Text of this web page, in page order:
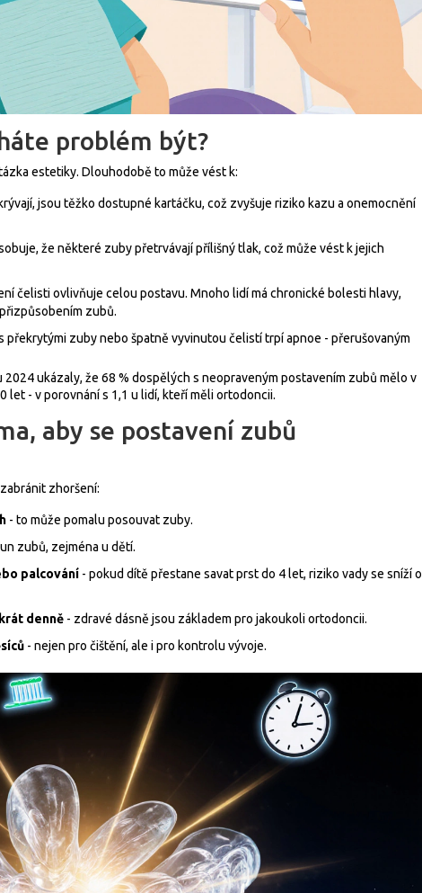
problém být?
estetiky. Dlouhodobě to může vést k:
jsou těžko dostupné kartáčku, což zvyšuje riziko kazu a onemocnění
že některé zuby přetrvávají přílišný tlak, což může vést k jejich
čelisti ovlivňuje celou postavu. Mnoho lidí má chronické bolesti hlavy,
zubů.
překrytými zuby nebo špatně vyvinutou čelistí trpí apnoe - přerušovaným
ukázaly, že 68 % dospělých s neopraveným postavením zubů mělo v
- v porovnání s 1,1 u lidí, kteří měli ortodoncii.
aby se postavení zubů
zhoršení:
- to může pomalu posouvat zuby.
zubů, zejména u dětí.
palcování - pokud dítě přestane savat prst do 4 let, riziko vady se sníží o
denně - zdravé dásně jsou základem pro jakoukoli ortodoncii.
- nejen pro čištění, ale i pro kontrolu vývoje.